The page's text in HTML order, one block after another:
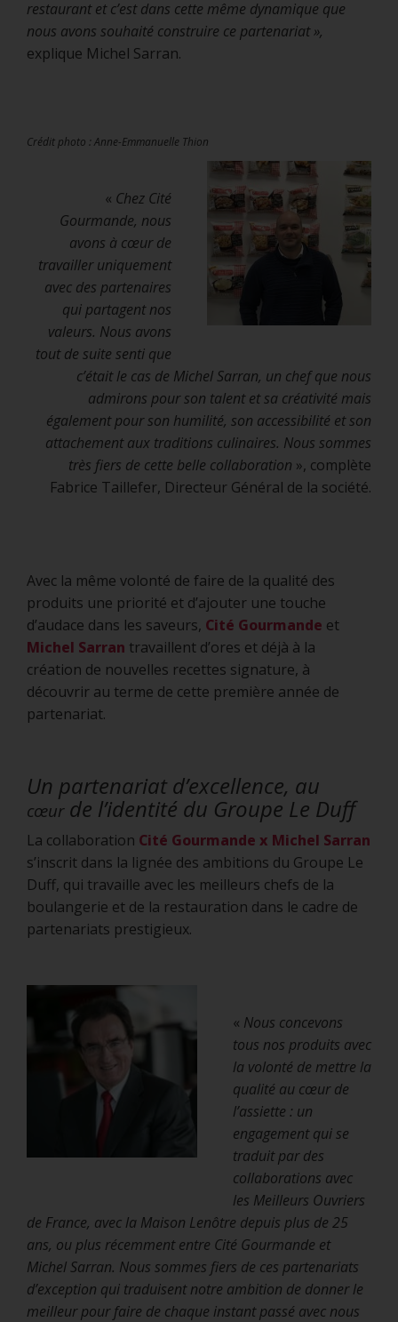
restaurant et c’est dans cette même dynamique que
nous avons souhaité construire ce partenariat »,
explique Michel Sarran.
Crédit photo : Anne-Emmanuelle Thion
« Chez Cité
Gourmande, nous
avons à cœur de
travailler uniquement
avec des partenaires
qui partagent nos
valeurs. Nous avons
tout de suite senti que
c’était le cas de Michel Sarran, un chef que nous
admirons pour son talent et sa créativité mais
également pour son humilité, son accessibilité et son
attachement aux traditions culinaires. Nous sommes
très fiers de cette belle collaboration », complète
Fabrice Taillefer, Directeur Général de la société.
Avec la même volonté de faire de la qualité des
produits une priorité et d’ajouter une touche
d’audace dans les saveurs, Cité Gourmande et
Michel Sarran travaillent d’ores et déjà à la
création de nouvelles recettes signature, à
découvrir au terme de cette première année de
partenariat.
Un partenariat d’excellence, au
cœurde l’identité du Groupe Le Duff
La collaboration Cité Gourmande x Michel Sarran
s’inscrit dans la lignée des ambitions du Groupe Le
Duff, qui travaille avec les meilleurs chefs de la
boulangerie et de la restauration dans le cadre de
partenariats prestigieux.
« Nous concevons
tous nos produits avec
la volonté de mettre la
qualité au cœur de
l’assiette : un
engagement qui se
traduit par des
collaborations avec
les Meilleurs Ouvriers
de France, avec la Maison Lenôtre depuis plus de 25
ans, ou plus récemment entre Cité Gourmande et
Michel Sarran. Nous sommes fiers de ces partenariats
d’exception qui traduisent notre ambition de donner le
meilleur pour faire de chaque instant passé avec nous